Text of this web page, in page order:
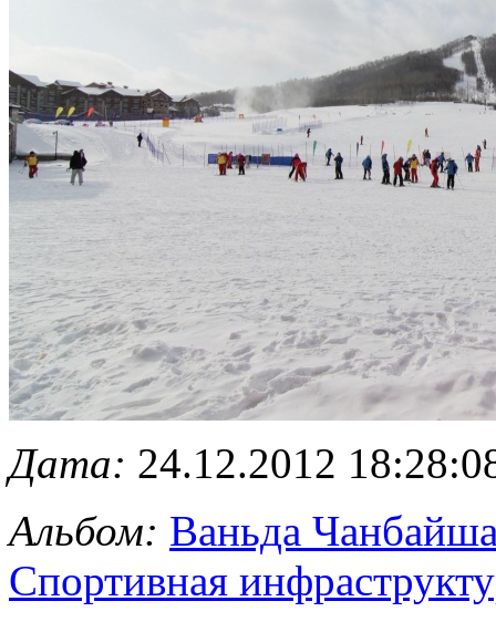
Дата: 24.12.2012
Альбом: Ваньда
Спортивная